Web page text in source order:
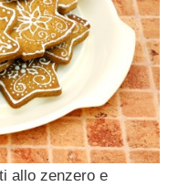
allo zenzero e